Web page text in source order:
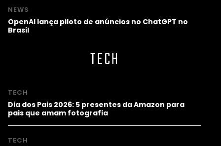
NEWS
OpenAI lança piloto de anúncios no ChatGPT no
Brasil
TECH
TECH
Dia dos Pais 2026: 5 presentes da Amazon para
pais que amam fotografia
TECH